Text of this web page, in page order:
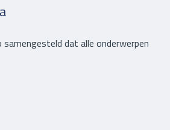
dat alle onderwerpen